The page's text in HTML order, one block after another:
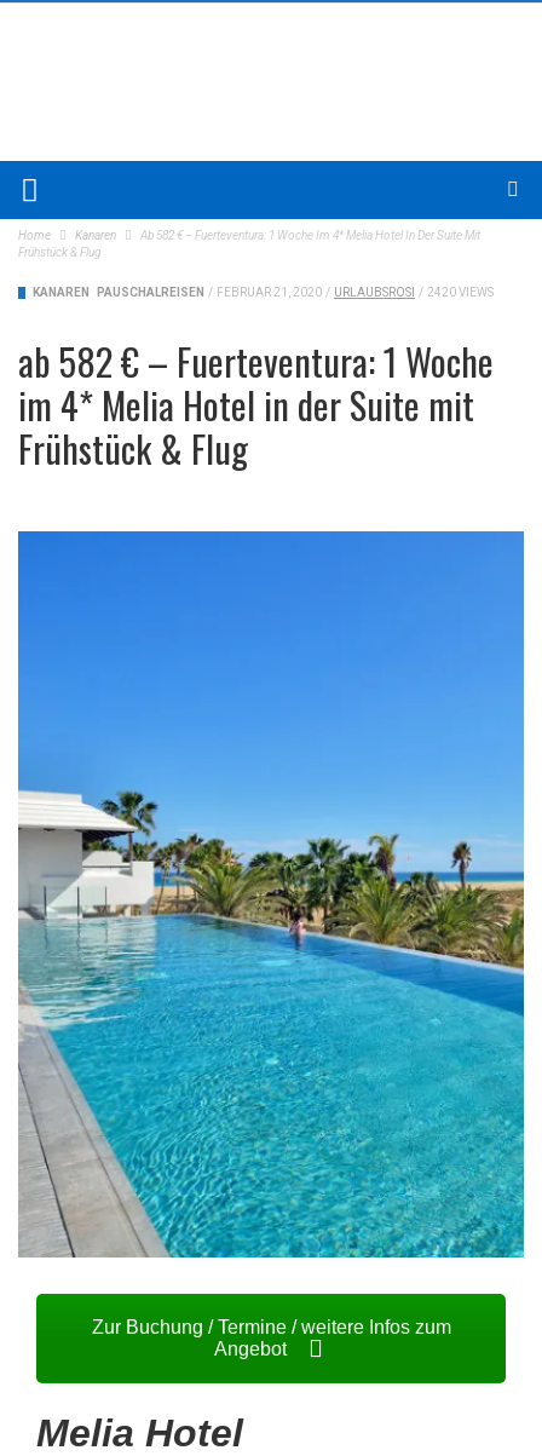
Home Kanaren
Ab 582 € – Fuerteventura: 1 Woche Im 4* Melia Hotel In Der Suite Mit
Frühstück & Flug
KANAREN PAUSCHALREISEN / FEBRUAR 21, 2020 / URLAUBSROSI / 2420 VIEWS
ab 582 € – Fuerteventura: 1 Woche
im 4* Melia Hotel in der Suite mit
Frühstück & Flug
Zur Buchung / Termine / weitere Infos zum
Angebot
Melia Hotel